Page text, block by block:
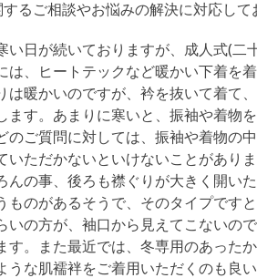
るご相談やお悩みの解決に対応して
い日が続いておりますが、成人式(
は、ヒートテックなど暖かい下着を
は暖かいのですが、衿を抜いて着て
ます。あまりに寒いと、振袖や着物
のご質問に対しては、振袖や着物の
いただかないといけないことがあり
んの事、後ろも襟ぐりが大きく開い
ものがあるそうで、そのタイプです
いの方が、袖口から見えてこないの
す。また最近では、冬専用のあった
うな肌襦袢をご着用いただくのも良い